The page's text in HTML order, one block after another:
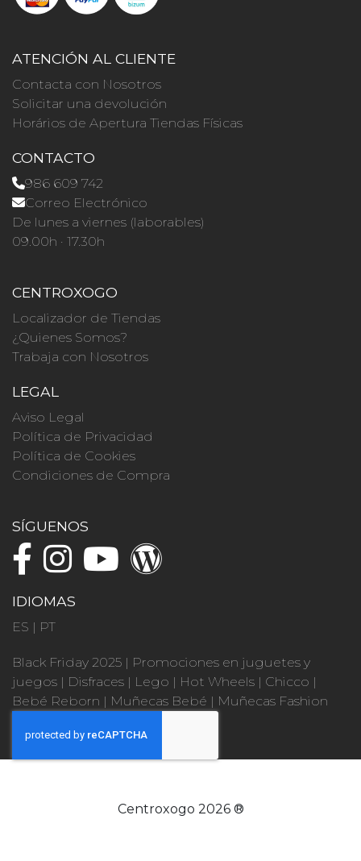
ATENCIÓN AL CLIENTE
Contacta con Nosotros
Solicitar una devolución
Horários de Apertura Tiendas Físicas
CONTACTO
986 609 742
Correo Electrónico
De lunes a viernes (laborables)
09.00h · 17.30h
CENTROXOGO
Localizador de Tiendas
¿Quienes Somos?
Trabaja con Nosotros
LEGAL
Aviso Legal
Política de Privacidad
Política de Cookies
Condiciones de Compra
SÍGUENOS
IDIOMAS
ES | PT
Black Friday 2025 | Promociones en juguetes y
juegos | Disfraces | Lego | Hot Wheels | Chicco |
Bebé Reborn | Muñecas Bebé | Muñecas Fashion
Centroxogo 2026 ®